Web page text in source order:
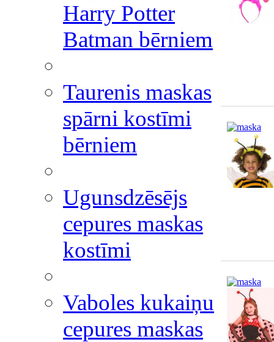
Harry Potter
Batman bērniem
Taurenis maskas
spārni kostīmi
bērniem
Ugunsdzēsējs
cepures maskas
kostīmi
Vaboles kukaiņu
cepures maskas